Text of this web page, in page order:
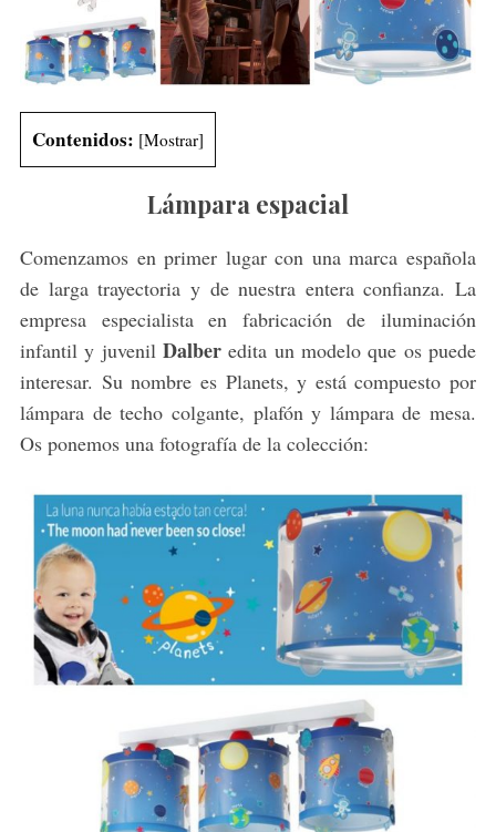
Contenidos: [Mostrar]
Lámpara espacial
Comenzamos en primer lugar con una marca española
de larga trayectoria y de nuestra entera confianza. La
empresa especialista en fabricación de iluminación
infantil y juvenil Dalberedita un modelo que os puede
interesar. Su nombre es Planets, y está compuesto por
lámpara de techo colgante, plafón y lámpara de mesa.
Os ponemos una fotografía de la colección: